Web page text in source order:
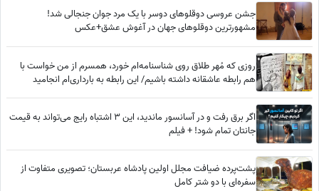
جشن عروسی دوقلوهای دوسر با یک مرد جوان جنجالی شد!
مشهورترین دوقلوهای جهان در آغوش عشق+عکس
روزی که مُهر طلاق روی شناسنامه‌ام خورد، همسرم از من خواست با
هم رابطه عاشقانه داشته باشیم/ این رابطه به بارداری‌ام انجامید
اگر برق رفت و در آسانسور ماندید، این 3 اشتباه رایج می‌تواند به قیمت
جانتان تمام شود! + فیلم
پشت‌پرده ضیافت مجلل اولین پادشاه عربستان؛ تصویری متفاوت از
سفره‌ای با دو شتر کامل